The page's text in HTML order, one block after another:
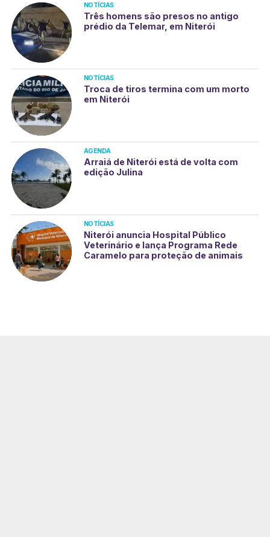
NOTÍCIAS
Três homens são presos no antigo
prédio da Telemar, em Niterói
NOTÍCIAS
Troca de tiros termina com um morto
em Niterói
AGENDA
Arraiá de Niterói está de volta com
edição Julina
NOTÍCIAS
Niterói anuncia Hospital Público
Veterinário e lança Programa Rede
Caramelo para proteção de animais